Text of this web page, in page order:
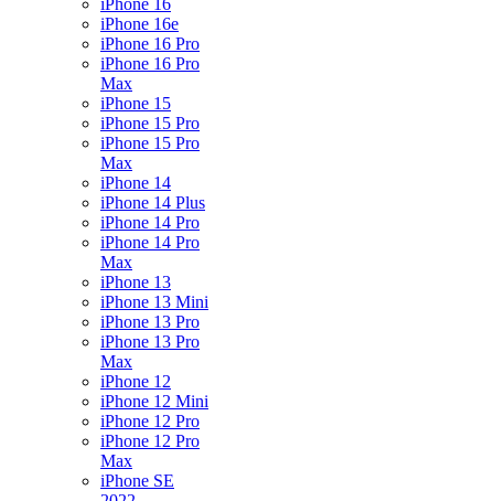
iPhone 16
iPhone 16e
iPhone 16 Pro
iPhone 16 Pro
Max
iPhone 15
iPhone 15 Pro
iPhone 15 Pro
Max
iPhone 14
iPhone 14 Plus
iPhone 14 Pro
iPhone 14 Pro
Max
iPhone 13
iPhone 13 Mini
iPhone 13 Pro
iPhone 13 Pro
Max
iPhone 12
iPhone 12 Mini
iPhone 12 Pro
iPhone 12 Pro
Max
iPhone SE